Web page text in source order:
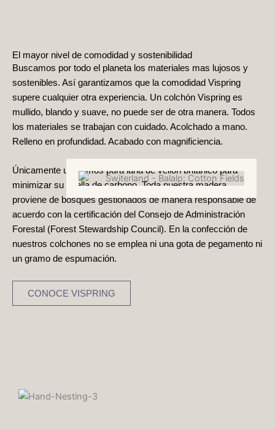
El mayor nivel de comodidad y sostenibilidad
Buscamos por todo el planeta los materiales mas lujosos y
sostenibles. Así garantizamos que la comodidad Vispring
supere cualquier otra experiencia. Un colchón Vispring es
mullido, blando y suave, no puede ser de otra manera. Todos
los materiales se trabajan con cuidado. Acolchado a mano.
Relleno en profundidad. Acabado con magnificiencia.
Únicamente utilizamos pura lana de vellón británico para
minimizar su huella de carbono. Toda nuestra madera
proviene de bosques gestionados de manera responsable de
acuerdo con la certificación del Consejo de Administración
Forestal (Forest Stewardship Council). En la confección de
nuestros colchones no se emplea ni una gota de pegamento ni
un gramo de espumación.
CONOCE VISPRING